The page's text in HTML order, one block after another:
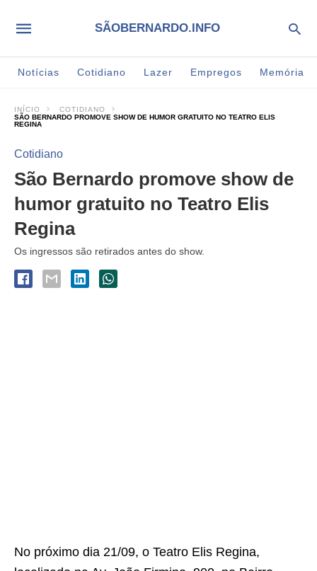
SÃOBERNARDO.INFO
Notícias Cotidiano Lazer Empregos Memória
INÍCIO
COTIDIANO
SÃO BERNARDO PROMOVE SHOW DE HUMOR GRATUITO NO TEATRO ELIS
REGINA
Cotidiano
São Bernardo promove show de
humor gratuito no Teatro Elis
Regina
Os ingressos são retirados antes do show.
No próximo dia 21/09, o Teatro Elis Regina,